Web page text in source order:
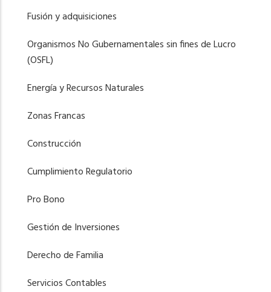
Fusión y adquisiciones
Organismos No Gubernamentales sin fines de Lucro
(OSFL)
Energía y Recursos Naturales
Zonas Francas
Construcción
Cumplimiento Regulatorio
Pro Bono
Gestión de Inversiones
Derecho de Familia
Servicios Contables